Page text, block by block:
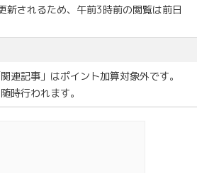
新されるため、午前3時前の閲覧は前日
連記事」はポイント加算対象外です。
時行われます。